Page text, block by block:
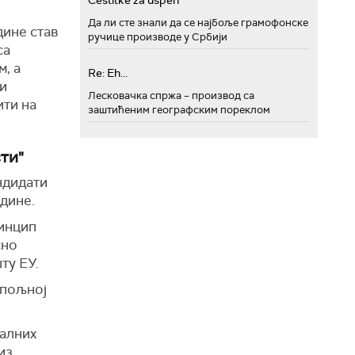
став
а
на
ЕУ.
Да ли сте знали да се најбоље грамофонске
ручице производе у Србији
Re: Eh...
Лесковачка спржа – производ са
заштићеним географским пореклом